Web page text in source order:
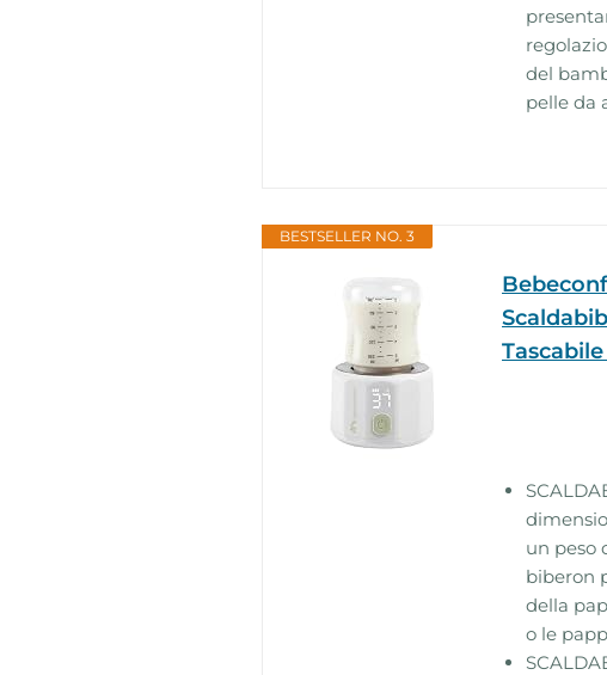
del
pelle da
BESTSELLER NO. 3
un peso
biberon
della
o le